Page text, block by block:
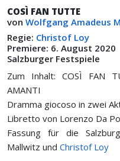
COSÌ FAN TUTTE
von Wolfgang Amadeus
Regie: Christof Loy
Premiere: 6. August 2020
Salzburger Festspiele
Zum Inhalt: COSÌ FAN
AMANTI
Dramma giocoso in zwei
Libretto von Lorenzo Da
Fassung für die
Mallwitz und Christof Loy